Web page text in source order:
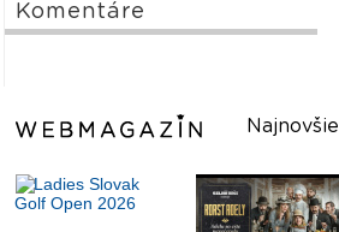
Komentáre
Najnovšie